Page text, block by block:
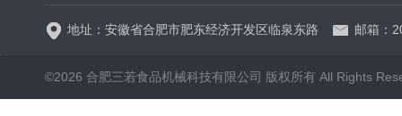
地址：安徽省合肥市肥东经济开发区临泉东路 邮箱：
©2026 合肥三若食品机械科技有限公司 版权所有 All Rights